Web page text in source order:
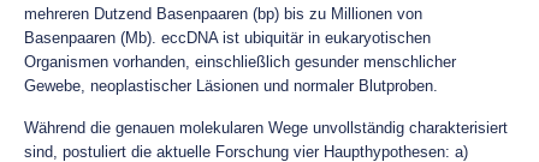
mehreren Dutzend Basenpaaren (bp) bis zu Millionen von
Basenpaaren (Mb). eccDNA ist ubiquitär in eukaryotischen
Organismen vorhanden, einschließlich gesunder menschlicher
Gewebe, neoplastischer Läsionen und normaler Blutproben.
Während die genauen molekularen Wege unvollständig charakterisiert
sind, postuliert die aktuelle Forschung vier Haupthypothesen: a)